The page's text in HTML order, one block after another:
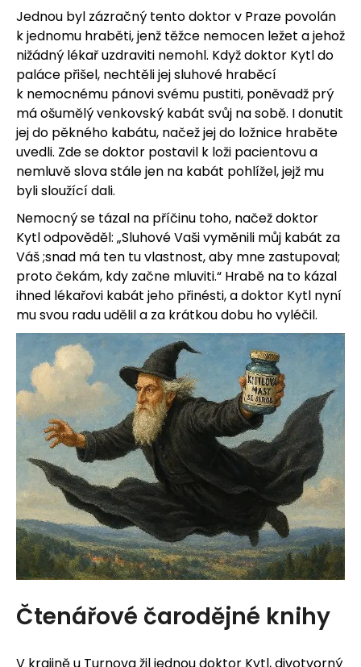
Jednou byl zázračný tento doktor v Praze povolán
k jednomu hraběti, jenž těžce nemocen ležet a jehož
nižádný lékař uzdraviti nemohl. Když doktor Kytl do
paláce přišel, nechtěli jej sluhové hraběcí
k nemocnému pánovi svému pustiti, poněvadž prý
má ošumělý venkovský kabát svůj na sobě. I donutit
jej do pěkného kabátu, načež jej do ložnice hraběte
uvedli. Zde se doktor postavil k loži pacientovu a
nemluvě slova stále jen na kabát pohlížel, jejž mu
byli sloužící dali.
Nemocný se tázal na příčinu toho, načež doktor
Kytl odpověděl: „Sluhové Vaši vyměnili můj kabát za
Váš ;snad má ten tu vlastnost, aby mne zastupoval;
proto čekám, kdy začne mluviti.“ Hrabě na to kázal
ihned lékařovi kabát jeho přinésti, a doktor Kytl nyní
mu svou radu udělil a za krátkou dobu ho vyléčil.
Čtenářové čarodějné knihy
V krajině u Turnova žil jednou doktor Kytl, divotvorný